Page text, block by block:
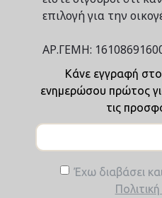
επιλογή για την
ΑΡ.ΓΕΜΗ:
Κάνε εγγραφή
ενημερώσου πρώτος
τις
Έχω διαβάσει